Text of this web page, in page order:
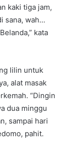
kaki tiga jam,
sana, wah…
kata
lilin untuk
alat masak
“Dingin
dua minggu
sampai hari
pahit.